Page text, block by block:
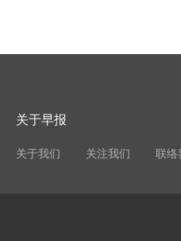
关于早报
关于我们 关注我们 联络